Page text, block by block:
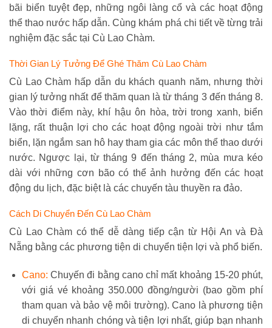
bãi biển tuyệt đẹp, những ngôi làng cổ và các hoạt động
thể thao nước hấp dẫn. Cùng khám phá chi tiết về từng trải
nghiệm đặc sắc tại Cù Lao Chàm.
Thời Gian Lý Tưởng Để Ghé Thăm Cù Lao Chàm
Cù Lao Chàm hấp dẫn du khách quanh năm, nhưng thời
gian lý tưởng nhất để thăm quan là từ tháng 3 đến tháng 8.
Vào thời điểm này, khí hậu ôn hòa, trời trong xanh, biển
lặng, rất thuận lợi cho các hoạt động ngoài trời như tắm
biển, lặn ngắm san hô hay tham gia các môn thể thao dưới
nước. Ngược lại, từ tháng 9 đến tháng 2, mùa mưa kéo
dài với những cơn bão có thể ảnh hưởng đến các hoạt
động du lịch, đặc biệt là các chuyến tàu thuyền ra đảo.
Cách Di Chuyển Đến Cù Lao Chàm
Cù Lao Chàm có thể dễ dàng tiếp cận từ Hội An và Đà
Nẵng bằng các phương tiện di chuyển tiện lợi và phổ biến.
Cano: Chuyến đi bằng cano chỉ mất khoảng 15-20 phút,
với giá vé khoảng 350.000 đồng/người (bao gồm phí
tham quan và bảo vệ môi trường). Cano là phương tiện
di chuyển nhanh chóng và tiện lợi nhất, giúp bạn nhanh